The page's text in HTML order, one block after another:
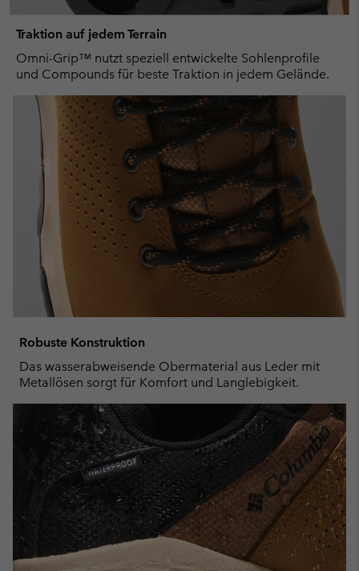
Traktion auf jedem Terrain
Omni-Grip™ nutzt speziell entwickelte Sohlenprofile
und Compounds für beste Traktion in jedem Gelände.
Robuste Konstruktion
Das wasserabweisende Obermaterial aus Leder mit
Metallösen sorgt für Komfort und Langlebigkeit.